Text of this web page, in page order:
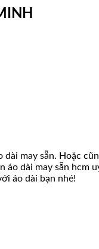
may sẵn. Hoặc
dài may sẵn
áo dài bạn nhé!